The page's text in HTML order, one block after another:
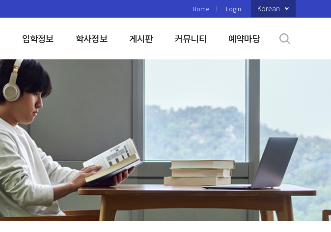
Home Login Korean
입학정보 학사정보 게시판 커뮤니티 예약마당